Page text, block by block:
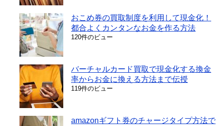
おこめ券の買取制度を利用して現金化！
都合よくカンタンなお金を作る方法
120件のビュー
バーチャルカード買取で現金化する換金
率からお金に換える方法まで伝授
119件のビュー
amazonギフト券のチャージタイプ方法で